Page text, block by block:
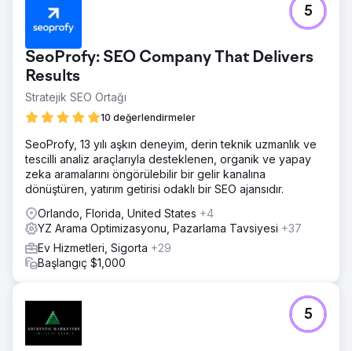
SeoProfy: SEO Company That Delivers
Results
Stratejik SEO Ortağı
10 değerlendirmeler
5
SeoProfy, 13 yılı aşkın deneyim, derin teknik uzmanlık ve
tescilli analiz araçlarıyla desteklenen, organik ve yapay
zeka aramalarını öngörülebilir bir gelir kanalına
dönüştüren, yatırım getirisi odaklı bir SEO ajansıdır.
Orlando, Florida, United States +4
YZ Arama Optimizasyonu, Pazarlama Tavsiyesi +37
Ev Hizmetleri, Sigorta +29
Başlangıç $1,000
5